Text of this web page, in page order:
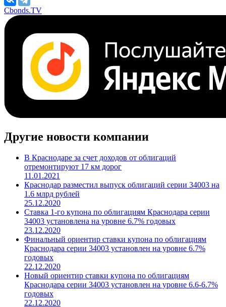
Cbonds.TV
Другие новости компании
В Краснодаре за счет доходов от облигаций
отремонтируют 17 км дорог
11.01.2021
Краснодар разместил выпуск облигаций серии 34003 на
1.6 млрд рублей
25.12.2020
Ставка 1-го купона по облигациям Краснодара серии
34003 установлена на уровне 6.7% годовых
23.12.2020
Финальный ориентир ставки купона по облигациям
Краснодара серии 34003 установлен на уровне 6.7%
годовых
22.12.2020
Новый ориентир ставки купона по облигациям
Краснодара серии 34003 установлен на уровне 6.6-6.7%
годовых
22.12.2020